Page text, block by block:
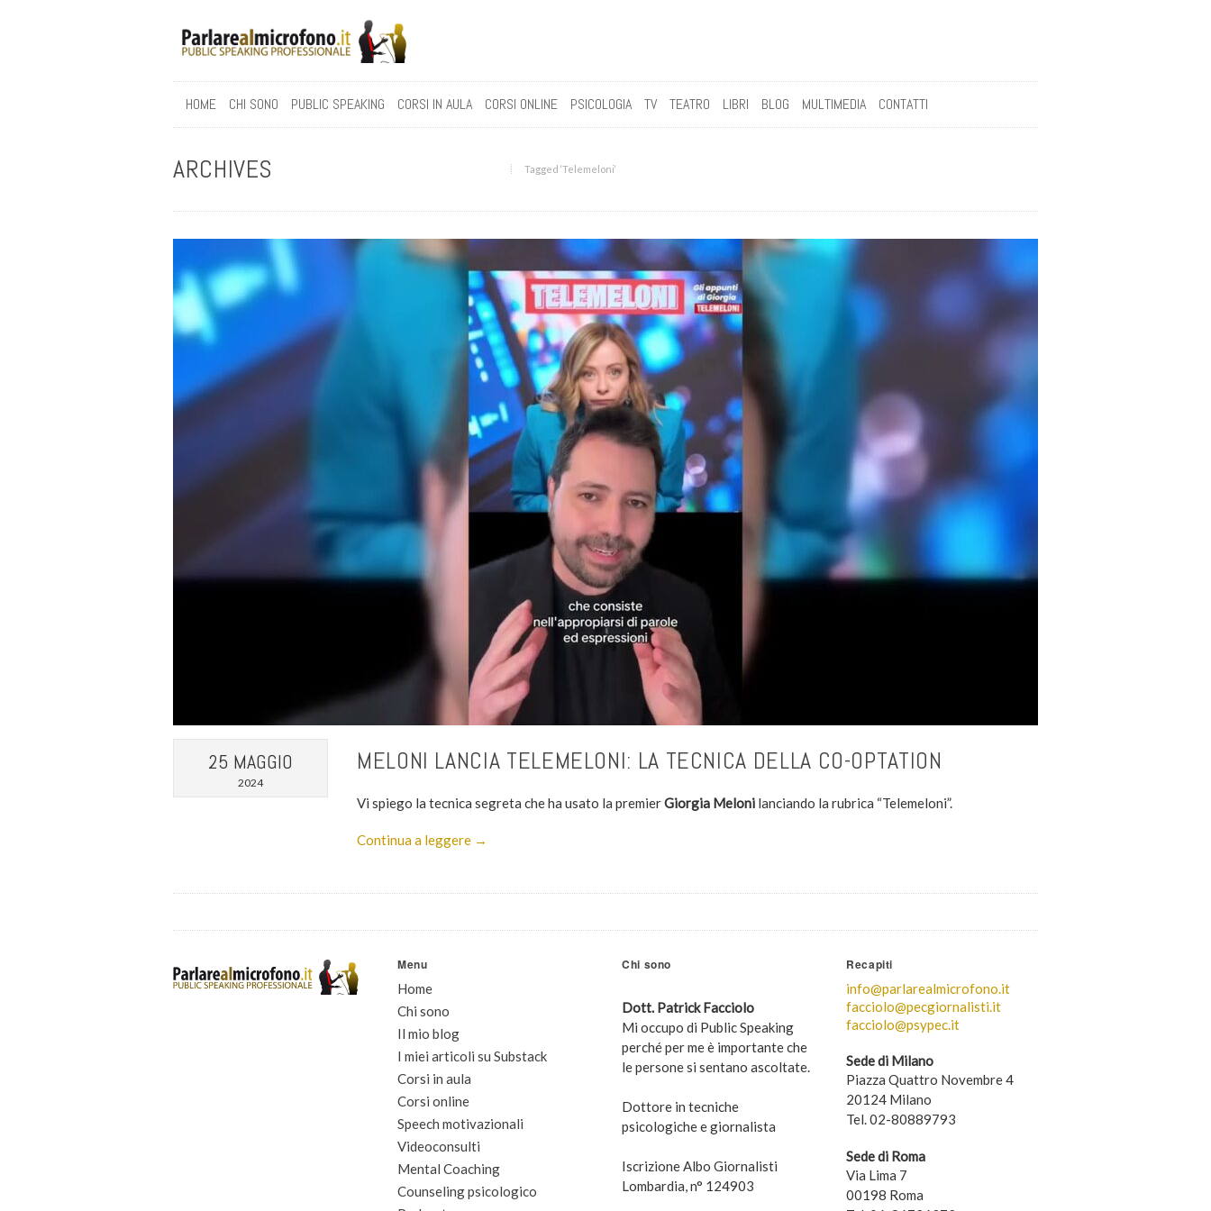
HOME CHI SONO PUBLIC SPEAKING CORSI IN AULA CORSI ONLINE PSICOLOGIA TV TEATRO LIBRI BLOG MULTIMEDIA CONTATTI
ARCHIVES Tagged ‘Telemeloni‘
25 MAGGIO
2024
MELONI LANCIA TELEMELONI: LA TECNICA DELLA CO-OPTATION
Vi spiego la tecnica segreta che ha usato la premierGiorgia Melonilanciando la rubrica “Telemeloni”.
Continua a leggere →
Menu
Home
Chi sono
Il mio blog
I miei articoli su Substack
Corsi in aula
Corsi online
Speech motivazionali
Videoconsulti
Mental Coaching
Counseling psicologico
Chi sono
Dott. Patrick Facciolo
Mi occupo di Public Speaking
perché per me è importante che
le persone si sentano ascoltate.
Dottore in tecniche
psicologiche e giornalista
Iscrizione Albo Giornalisti
Lombardia, n° 124903
Recapiti
info@parlarealmicrofono.it
facciolo@pecgiornalisti.it
facciolo@psypec.it
Sede di Milano
Piazza Quattro Novembre 4
20124 Milano
Tel. 02-80889793
Sede di Roma
Via Lima 7
00198 Roma